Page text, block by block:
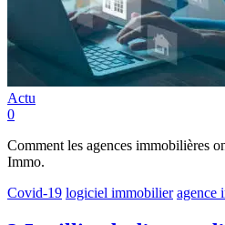
Actu
0
Comment les agences immobilières
Immo.
Covid-19 logiciel immobilier agence